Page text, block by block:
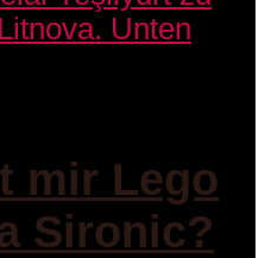
mir Lego
Sironic?